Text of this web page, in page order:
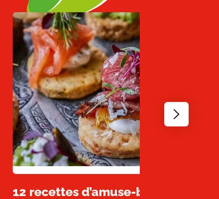
Go
to
12 recettes d’amuse-bouches